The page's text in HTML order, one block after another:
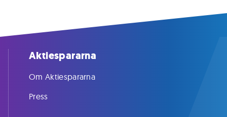
Aktiespararna
Om Aktiespararna
Press